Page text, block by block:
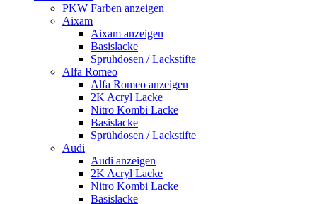
PKW Farben anzeigen
Aixam
Aixam anzeigen
Basislacke
Sprühdosen / Lackstifte
Alfa Romeo
Alfa Romeo anzeigen
2K Acryl Lacke
Nitro Kombi Lacke
Basislacke
Sprühdosen / Lackstifte
Audi
Audi anzeigen
2K Acryl Lacke
Nitro Kombi Lacke
Basislacke